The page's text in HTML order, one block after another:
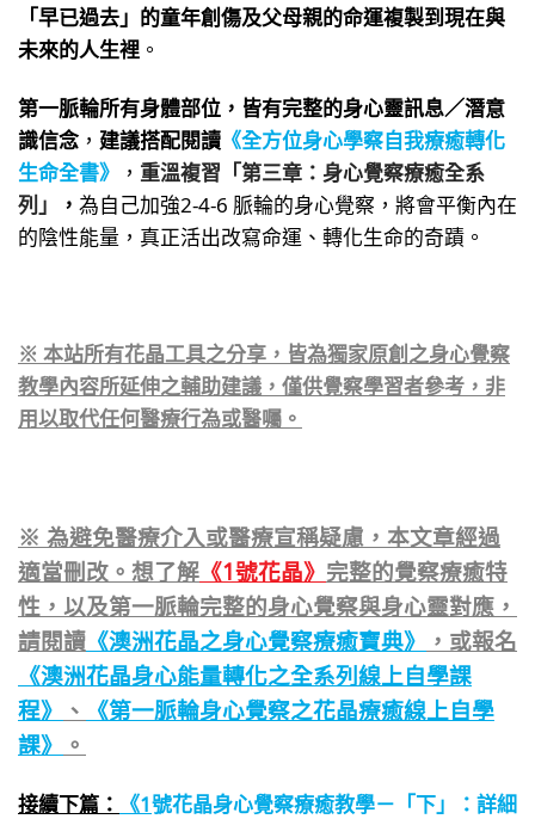
「早已過去」的童年創傷及父母親的命運複製到現在與
未來的人生裡 。
第一脈輪所有身體部位，皆有完整的身心靈訊息／潛意
識信念 ， 建議搭配閱讀 《全方位身心學察自我療癒轉化
生命全書》 ， 重溫複習「第三章：身心覺察療癒全系
列」
， 為自己加強2-4-6 脈輪的身心覺察，將會平衡內在
的陰性能量，真正活出改寫命運、轉化生命的奇蹟。
※ 本站所有花晶工具之分享，皆為獨家原創之身心覺察
教學內容所延伸之輔助建議，僅供覺察學習者參考，非
用以取代任何醫療行為或醫囑。
※ 為避免醫療介入或醫療宣稱疑慮，本文章經過
適當刪改。想了解 《1號花晶》 完整的覺察療癒特
性，以及第一脈輪完整的身心覺察與身心靈對應，
請閱讀 《澳洲花晶之身心覺察療癒寶典》 ，或報名
《澳洲花晶身心能量轉化之全系列線上自學課
程》 、 《第一脈輪身心覺察之花晶療癒線上自學
課》 。
接續下篇： 《1號花晶身心覺察療癒教學－「下」：詳細